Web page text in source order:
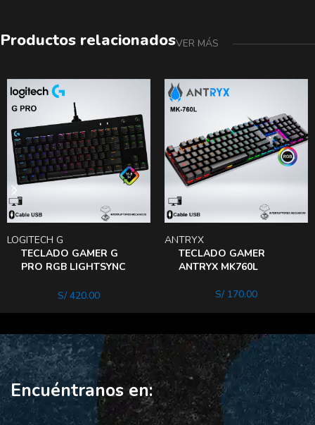
Productos relacionadosVER MÁS
TECLADO GAMER G
PRO RGB LIGHTSYNC
LOGITECH G
S/420.00
TECLADO GAMER
ANTRYX MK760L
ANTRYX
S/170.00
Encuéntranos en: